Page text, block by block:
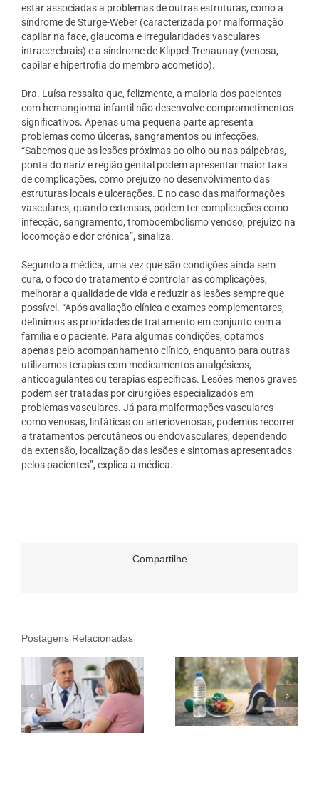
estar associadas a problemas de outras estruturas, como a
síndrome de Sturge-Weber (caracterizada por malformação
capilar na face, glaucoma e irregularidades vasculares
intracerebrais) e a síndrome de Klippel-Trenaunay (venosa,
capilar e hipertrofia do membro acometido).
Dra. Luísa ressalta que, felizmente, a maioria dos pacientes
com hemangioma infantil não desenvolve comprometimentos
significativos. Apenas uma pequena parte apresenta
problemas como úlceras, sangramentos ou infecções.
“Sabemos que as lesões próximas ao olho ou nas pálpebras,
ponta do nariz e região genital podem apresentar maior taxa
de complicações, como prejuízo no desenvolvimento das
estruturas locais e ulcerações. E no caso das malformações
vasculares, quando extensas, podem ter complicações como
infecção, sangramento, tromboembolismo venoso, prejuízo na
locomoção e dor crônica”, sinaliza.
Segundo a médica, uma vez que são condições ainda sem
cura, o foco do tratamento é controlar as complicações,
melhorar a qualidade de vida e reduzir as lesões sempre que
possível. “Após avaliação clínica e exames complementares,
definimos as prioridades de tratamento em conjunto com a
família e o paciente. Para algumas condições, optamos
apenas pelo acompanhamento clínico, enquanto para outras
utilizamos terapias com medicamentos analgésicos,
anticoagulantes ou terapias específicas. Lesões menos graves
podem ser tratadas por cirurgiões especializados em
problemas vasculares. Já para malformações vasculares
como venosas, linfáticas ou arteriovenosas, podemos recorrer
a tratamentos percutâneos ou endovasculares, dependendo
da extensão, localização das lesões e sintomas apresentados
pelos pacientes”, explica a médica.
Compartilhe
Postagens Relacionadas